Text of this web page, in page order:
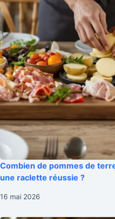
Combien de pommes de
une raclette réussie ?
16 mai 2026